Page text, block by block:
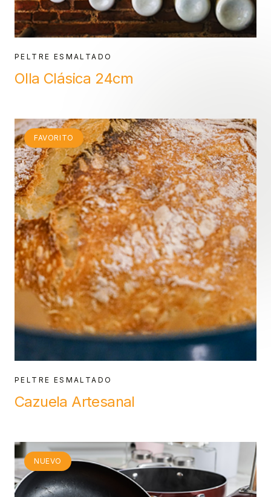
PELTRE ESMALTADO
Olla Clásica 24cm
FAVORITO
PELTRE ESMALTADO
Cazuela Artesanal
NUEVO